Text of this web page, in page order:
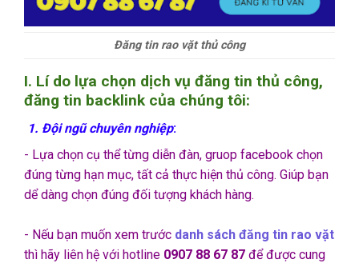
Đăng tin rao vặt thủ công
I. Lí do lựa chọn dịch vụ đăng tin thủ công,
đăng tin backlink của chúng tôi:
1. Đội ngũ chuyên nghiệp:
- Lựa chọn cụ thể từng diễn đàn, gruop facebook chọn
đúng từng hạn mục, tất cả thực hiện thủ công. Giúp bạn
dể dàng chọn đúng đối tượng khách hàng.
- Nếu bạn muốn xem trước danh sách đăng tin rao vặt
thì hãy liên hệ với hotline 0907 88 67 87 để được cung